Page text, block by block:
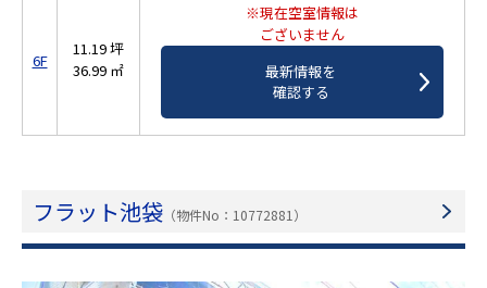
6F
11.19 坪
36.99 ㎡
※現在空室情報は
ございません
最新情報を
確認する
フラット池袋 （物件No：10772881）